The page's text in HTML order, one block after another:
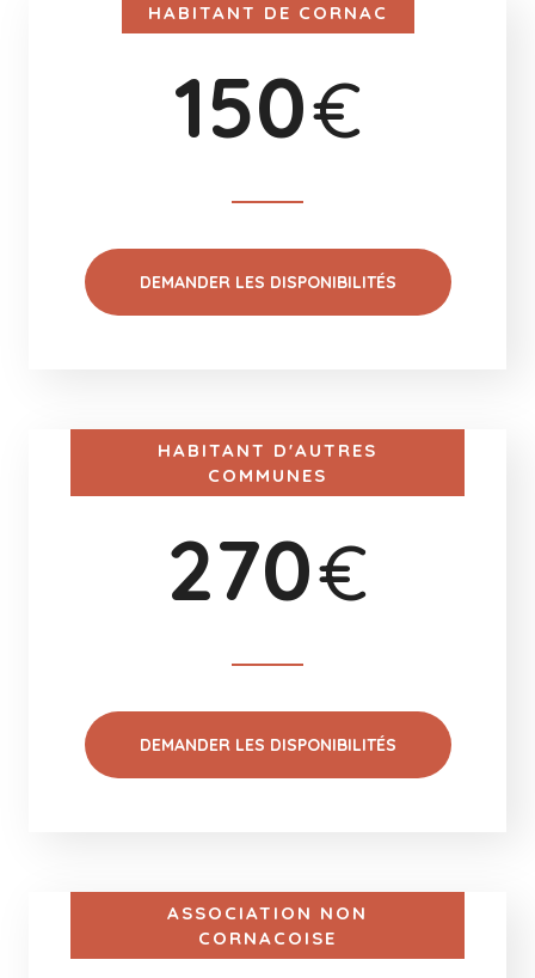
HABITANT DE CORNAC
150€
DEMANDER LES DISPONIBILITÉS
HABITANT D'AUTRES
COMMUNES
270€
DEMANDER LES DISPONIBILITÉS
ASSOCIATION NON
CORNACOISE